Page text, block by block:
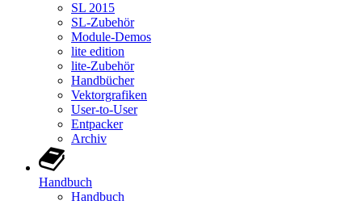
SL 2015
SL-Zubehör
Module-Demos
lite edition
lite-Zubehör
Handbücher
Vektorgrafiken
User-to-User
Entpacker
Archiv
Handbuch
Handbuch